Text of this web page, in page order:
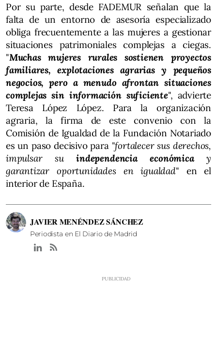
Por su parte, desde FADEMUR señalan que la
falta de un entorno de asesoría especializado
obliga frecuentemente a las mujeres a gestionar
situaciones patrimoniales complejas a ciegas.
"Muchas mujeres rurales sostienen proyectos
familiares, explotaciones agrarias y pequeños
negocios, pero a menudo afrontan situaciones
complejas sin información suficiente", advierte
Teresa López López. Para la organización
agraria, la firma de este convenio con la
Comisión de Igualdad de la Fundación Notariado
es un paso decisivo para "fortalecer sus derechos,
impulsar suindependencia económicay
garantizar oportunidades en igualdad" en el
interior de España.
JAVIER MENÉNDEZ SÁNCHEZ
Periodista en El Diario de Madrid